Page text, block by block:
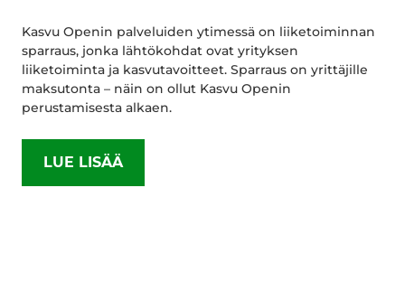
Kasvu Openin palveluiden ytimessä on liiketoiminnan
sparraus, jonka lähtökohdat ovat yrityksen
liiketoiminta ja kasvutavoitteet. Sparraus on yrittäjille
maksutonta – näin on ollut Kasvu Openin
perustamisesta alkaen.
LUE LISÄÄ